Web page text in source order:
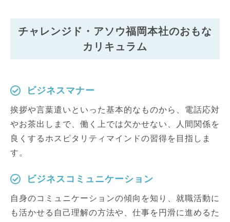
チャレンジド・アソウ福岡本社のおもな
カリキュラム
ビジネスマナー
挨拶や言葉遣いといった基本的なものから、電話応対
やお茶出しまで、働く上では欠かせない、人間関係を
良くするホスピタリティマインドの習得を目指しま
す。
ビジネスコミュニケーション
自身のコミュニケーションの傾向を知り、就職活動に
も活かせる自己理解の方法や、仕事を円滑に進めるた